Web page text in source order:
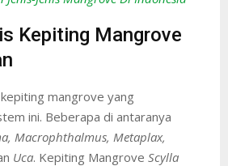
Kepiting Mangrove
mangrove yang
ini. Beberapa di antaranya
Macrophthalmus, Metaplax,
Uca. Kepiting Mangrove Scylla